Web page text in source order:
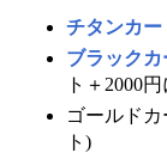
チタンカー
ブラックカ
ト＋2000
ゴールドカ
ト)